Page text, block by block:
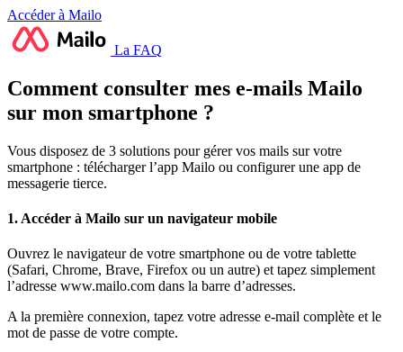
Accéder à Mailo
La FAQ
Comment consulter mes e-mails Mailo
sur mon smartphone ?
Vous disposez de 3 solutions pour gérer vos mails sur votre
smartphone : télécharger l’app Mailo ou configurer une app de
messagerie tierce.
1. Accéder à Mailo sur un navigateur mobile
Ouvrez le navigateur de votre smartphone ou de votre tablette
(Safari, Chrome, Brave, Firefox ou un autre) et tapez simplement
l’adresse www.mailo.com dans la barre d’adresses.
A la première connexion, tapez votre adresse e-mail complète et le
mot de passe de votre compte.